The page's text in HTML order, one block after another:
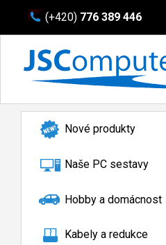
(+420) 776 389 446
Nové produkty
Naše PC sestavy
Hobby a domácnost
Kabely a redukce